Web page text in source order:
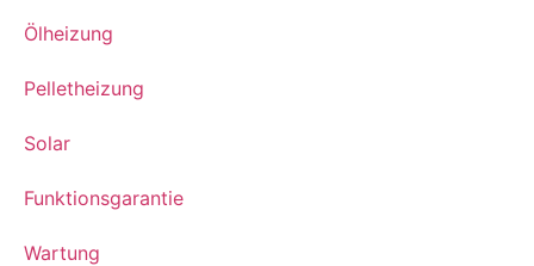
Ölheizung
Pelletheizung
Solar
Funktionsgarantie
Wartung